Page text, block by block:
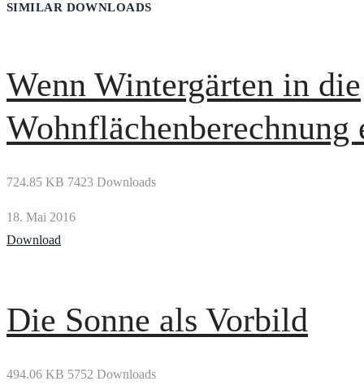
SIMILAR DOWNLOADS
Wenn Wintergärten in die
Wohnflächenberechnung
724.85 KB 7423 Downloads
18. Mai 2016
Download
Die Sonne als Vorbild
494.06 KB 5752 Downloads